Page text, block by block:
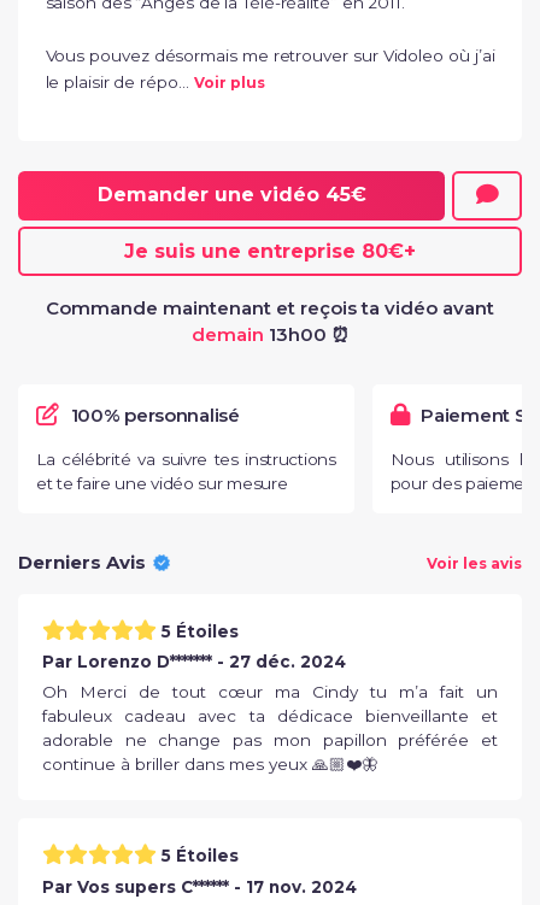
Vous pouvez désormais me retrouver sur Vidoleo où j’ai
le plaisir de répo...
Voir plus
Demander une vidéo 45€
Je suis une entreprise 80€+
Commande maintenant et reçois ta vidéo avant
demain 13h00 ⏰
100% personnalisé
La célébrité va suivre tes instructions
et te faire une vidéo sur mesure
Paiement
Nous utilisons le
pour des
Derniers Avis Voir les avis
5 Étoiles
Par Lorenzo D******* - 27 déc. 2024
Oh Merci de tout cœur ma Cindy tu m’a fait un
fabuleux cadeau avec ta dédicace bienveillante et
adorable ne change pas mon papillon préférée et
continue à briller dans mes yeux 🙏🏼❤️🦋
5 Étoiles
Par Vos supers C****** - 17 nov. 2024